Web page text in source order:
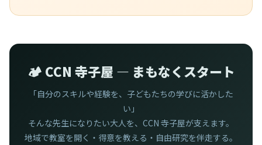
🏕️ CCN 寺子屋 — まもなくスタート
「自分のスキルや経験を、子どもたちの学びに活かした
い」
そんな先生になりたい大人を、CCN 寺子屋が支えます。
地域で教室を開く・得意を教える・自由研究を伴走する。